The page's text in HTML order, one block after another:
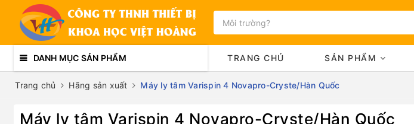
DANH MỤC SẢN PHẨM TRANG CHỦ SẢN PHẨM
Trang chủ Hãng sản xuất Máy ly tâm Varispin 4 Novapro-Cryste/Hàn Quốc
Máy ly tâm Varispin 4 Novapro-Cryste/Hàn Quốc